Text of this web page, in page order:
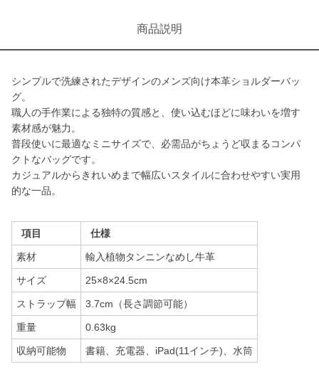
商品説明
シンプルで洗練されたデザインのメンズ向け本革ショルダーバッ
グ。
職人の手作業による独特の質感と、使い込むほどに味わいを増す
素材感が魅力。
普段使いに最適なミニサイズで、必需品がちょうど収まるコンパ
クトなバッグです。
カジュアルからきれいめまで幅広いスタイルに合わせやすい実用
的な一品。
項目 仕様
素材 輸入植物タンニンなめし牛革
サイズ 25×8×24.5cm
ストラップ幅 3.7cm（長さ調節可能）
重量 0.63kg
収納可能物 書籍、充電器、iPad(11インチ)、水筒